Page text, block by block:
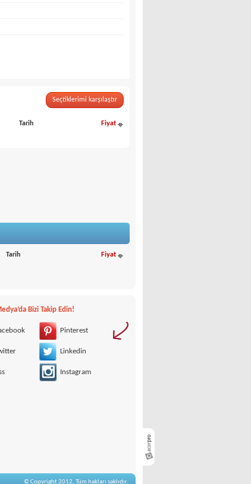
Seçtiklerimi karşılaştır
Tarih
Fiyat
Tarih
Fiyat
Bizi Takip Edin!
Pinterest
Linkedin
Instagram
© Copyright 2012, Tüm hakları saklıdır.